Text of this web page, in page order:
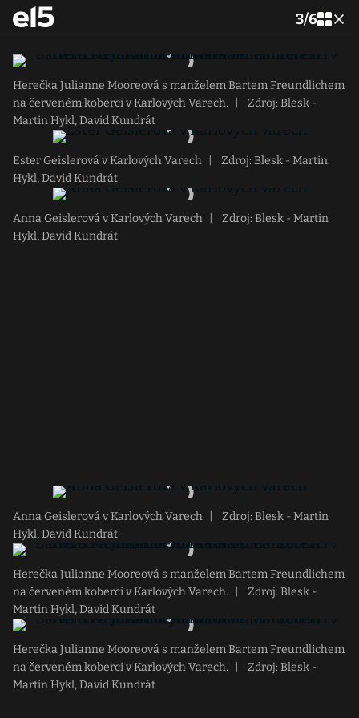
3/6
Herečka Julianne Mooreová s manželem Bartem Freundlichem
na červeném koberci v Karlových Varech.
Zdroj: Blesk -
Martin Hykl, David Kundrát
Ester Geislerová v Karlových Varech
Zdroj: Blesk - Martin
Hykl, David Kundrát
Anna Geislerová v Karlových Varech
Zdroj: Blesk - Martin
Hykl, David Kundrát
Anna Geislerová v Karlových Varech
Zdroj: Blesk - Martin
Hykl, David Kundrát
Herečka Julianne Mooreová s manželem Bartem Freundlichem
na červeném koberci v Karlových Varech.
Zdroj: Blesk -
Martin Hykl, David Kundrát
Herečka Julianne Mooreová s manželem Bartem Freundlichem
na červeném koberci v Karlových Varech.
Zdroj: Blesk -
Martin Hykl, David Kundrát